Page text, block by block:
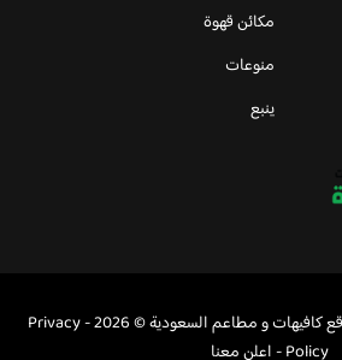
مكائن قهوة
منوعات
ينبع
و مطاعم السعودية © 2026 -
Privacy
Policy
-اعلن معنا